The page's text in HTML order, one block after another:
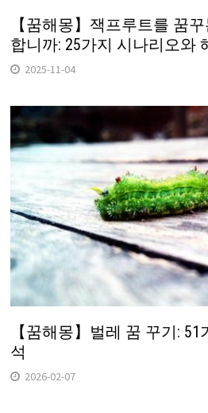
【꿈해몽】잭프루트를 꿈
합니까: 25가지 시나리오와
2025-11-04
【꿈해몽】벌레 꿈 꾸기:
석
2026-02-07